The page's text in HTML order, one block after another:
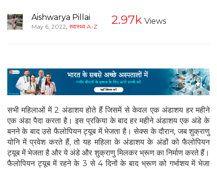
Aishwarya Pillai
May 6, 2022, स्वास्थ्य A-Z 2.97k Views
सभी महिलाओं में 2 अंडाशय होते हैं जिसमें से केवल एक अंडाशय हर महीने
एक अंडा पैदा करता है। इस प्रकिया के बाद हर महीने अंडाशय एक अंडे के
बनने के बाद उसे फैलोपियन ट्यूब में भेजता है। सेक्स के दौरान, जब शुक्राणु
योनि में प्रवेश करते हैं, तो यह महिला के अंडाशय के अंडों को फैलोपियन
ट्यूब में भेजता है और ये अंडे और शुक्राणु मिलकर भ्रूण का निर्माण करते हैं।
फैलोपियन ट्यूब में रहने के 3 से 4 दिनों के बाद भ्रूण को गर्भाशय में भेजा